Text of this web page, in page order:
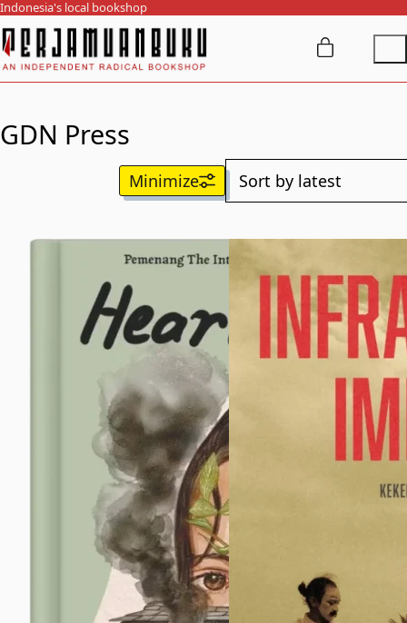
Indonesia's local bookshop
GDN Press